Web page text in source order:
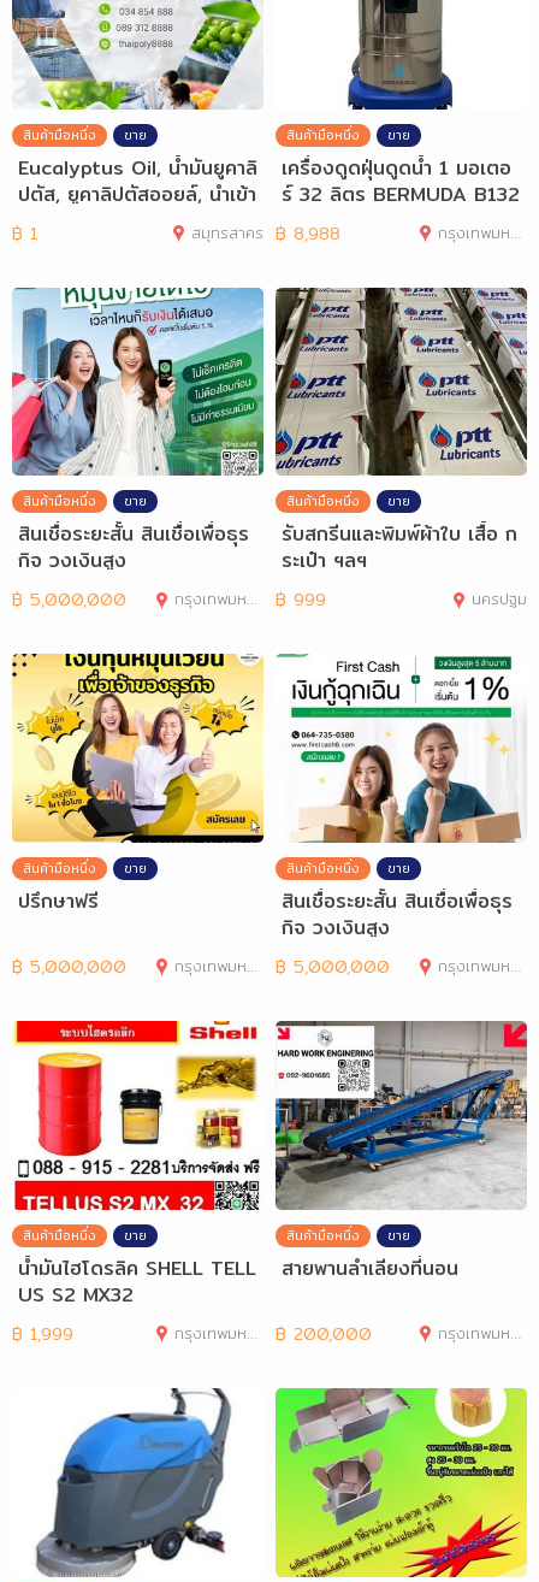
สินค้ามือหนึ่ง ขาย
Eucalyptus Oil, น้ำมันยูคาลิ
ปตัส, ยูคาลิปตัสออยล์, นำเข้า
น้ำ
฿ 1 สมุทรสาคร
สินค้ามือหนึ่ง ขาย
เครื่องดูดฝุ่นดูดน้ำ 1 มอเตอ
ร์ 32 ลิตร BERMUDA B132
฿ 8,988 กรุงเทพมหานคร
สินค้ามือหนึ่ง ขาย
สินเชื่อระยะสั้น สินเชื่อเพื่อธุร
กิจ วงเงินสูง
฿ 5,000,000 กรุงเทพมหานคร
สินค้ามือหนึ่ง ขาย
รับสกรีนและพิมพ์ผ้าใบ เสื้อ ก
ระเป๋า ฯลฯ
฿ 999 นครปฐม
สินค้ามือหนึ่ง ขาย
ปรึกษาฟรี
฿ 5,000,000 กรุงเทพมหานคร
สินค้ามือหนึ่ง ขาย
สินเชื่อระยะสั้น สินเชื่อเพื่อธุร
กิจ วงเงินสูง
฿ 5,000,000 กรุงเทพมหานคร
สินค้ามือหนึ่ง ขาย
น้ำมันไฮโดรลิค SHELL TELL
US S2 MX32
฿ 1,999 กรุงเทพมหานคร
สินค้ามือหนึ่ง ขาย
สายพานลำเลียงที่นอน
฿ 200,000 กรุงเทพมหานคร